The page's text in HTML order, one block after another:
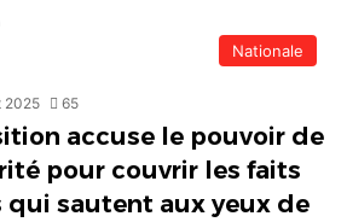
Nationale
2025 65
accuse le pouvoir de
pour couvrir les faits
qui sautent aux yeux de